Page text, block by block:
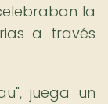
la
a través
juega un